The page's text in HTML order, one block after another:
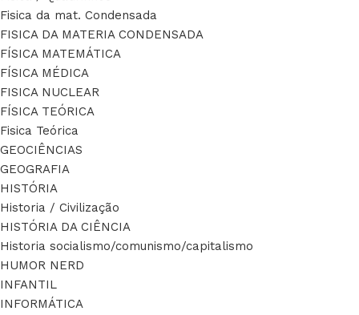
Fisica da mat. Condensada
FISICA DA MATERIA CONDENSADA
FÍSICA MATEMÁTICA
FÍSICA MÉDICA
FISICA NUCLEAR
FÍSICA TEÓRICA
Fisica Teórica
GEOCIÊNCIAS
GEOGRAFIA
HISTÓRIA
Historia / Civilização
HISTÓRIA DA CIÊNCIA
Historia socialismo/comunismo/capitalismo
HUMOR NERD
INFANTIL
INFORMÁTICA